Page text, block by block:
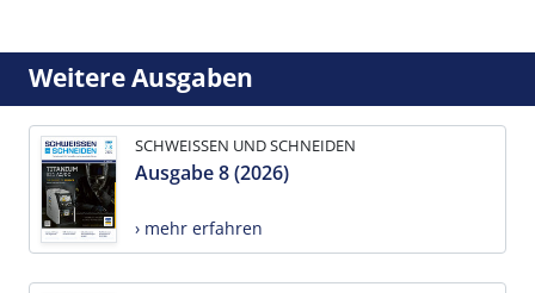
Weitere Ausgaben
SCHWEISSEN UND SCHNEIDEN
Ausgabe 8 (2026)
› mehr erfahren